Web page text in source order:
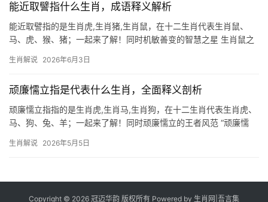
能近取譬指什么生肖，成语释义解析
能近取譬指的是生肖虎,生肖猪,生肖鼠，在十二生肖代表生肖鼠、
马、虎、猴、猪；一起来了解！同时机敏善变的智慧之星 生肖鼠之
键，下半年可能遭遇事业上的“暗流涌动”，项目被抢或团队停滞的情
生肖解说 2026年6月3日
顽廉懦立指是代表什么生肖，全面释义剖析
顽廉懦立指指的是生肖虎,生肖马,生肖狗，在十二生肖代表生肖虎、
马、狗、兔、羊；一起来了解！同时顽廉懦立的王者风范 “顽廉懦
与生肖虎的象征意义高度契合——虎为百兽之王，天生具有震慑力
生肖解说 2026年5月5日
Copyright © 2026 冠迈华韵 版权所有 Powered by 生肖网 吾言集